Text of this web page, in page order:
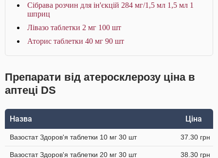
Сібрава розчин для ін'єкцій 284 мг/1,5 мл 1,5 мл 1
шприц
Лівазо таблетки 2 мг 100 шт
Аторис таблетки 40 мг 90 шт
Препарати від атеросклерозу ціна в
аптеці DS
Назва Ціна
Вазостат Здоров'я таблетки 10 мг 30 шт 37.30 грн
Вазостат Здоров'я таблетки 20 мг 30 шт 38.30 грн